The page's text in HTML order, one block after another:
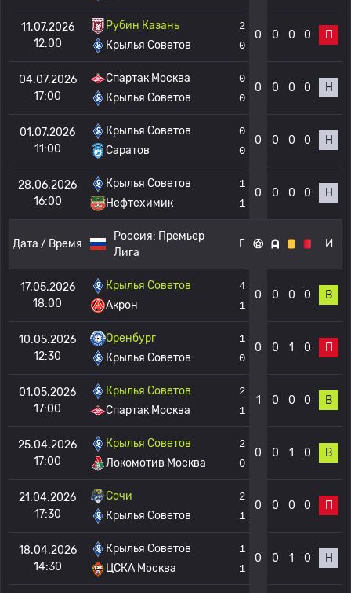
11.07.2026
12:00
Рубин Казань
Крылья Советов
2
0
0 0 0 0 П
04.07.2026
17:00
Спартак Москва
Крылья Советов
0
0
0 0 0 0 Н
01.07.2026
11:00
Крылья Советов
Саратов
0
0
0 0 0 0 Н
28.06.2026
16:00
Крылья Советов
Нефтехимик
1
1
0 0 0 0 Н
Дата / Время
Россия: Премьер
Лига
Г И
17.05.2026
18:00
Крылья Советов
Акрон
4
1
0 0 0 0 В
10.05.2026
12:30
Оренбург
Крылья Советов
1
0
0 0 1 0 П
01.05.2026
17:00
Крылья Советов
Спартак Москва
2
1
1 0 0 0 В
25.04.2026
17:00
Крылья Советов
Локомотив Москва
2
0
0 0 1 0 В
21.04.2026
17:30
Сочи
Крылья Советов
2
1
0 0 0 0 П
18.04.2026
14:30
Крылья Советов
ЦСКА Москва
1
1
0 0 1 0 Н